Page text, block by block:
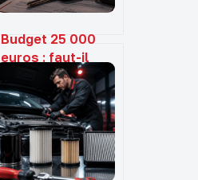
Budget 25 000
euros : faut-il
privilégier la
sérénité du neuf
ou le standing de
l’occasion ?